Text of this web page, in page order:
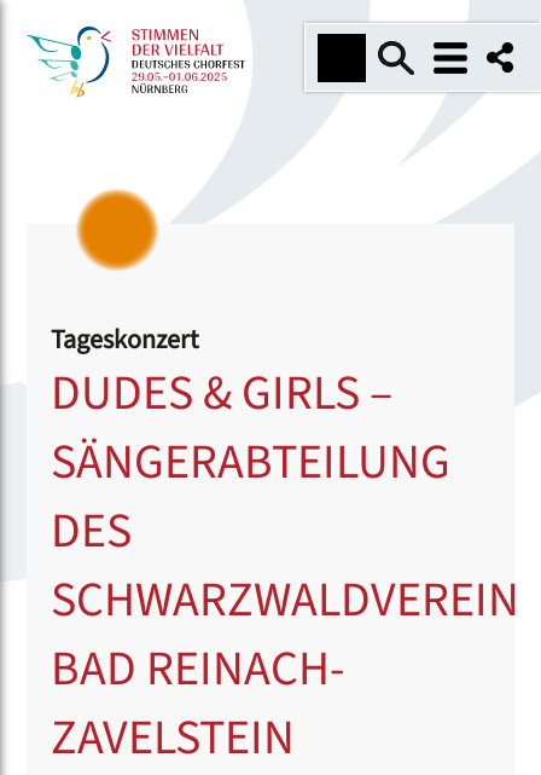
Tageskonzert
DUDES & GIRLS –
SÄNGERABTEILUNG
DES
SCHWARZWALDVEREIN
BAD REINACH-
ZAVELSTEIN